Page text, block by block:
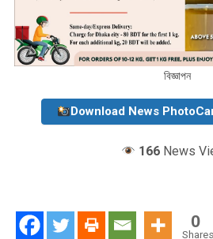
বিজ্ঞাপন
Download News
166 News
0
Shares